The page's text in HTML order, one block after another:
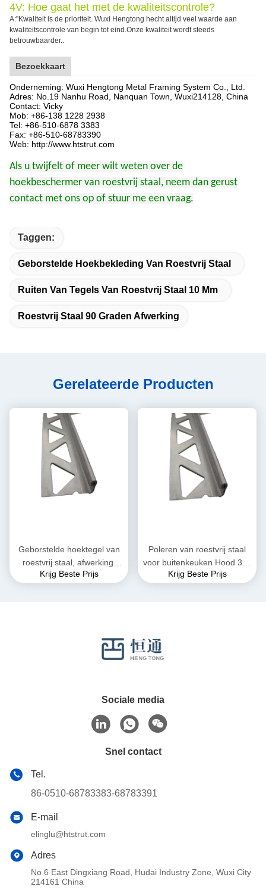
4V: Hoe gaat het met de kwaliteitscontrole?
A:"Kwaliteit is de prioriteit. Wuxi Hengtong hecht altijd veel waarde aan
kwaliteitscontrole van begin tot eind.Onze kwaliteit wordt steeds
betrouwbaarder..
Bezoekkaart
Onderneming: Wuxi Hengtong Metal Framing System Co., Ltd.
Adres: No.19 Nanhu Road, Nanquan Town, Wuxi214128 , China
Contact: Vicky
Mob: +86-138 1228 2938
Tel: +86-510-6878 3383
Fax: +86-510-68783390
Web: http://www.htstrut.com
Als u twijfelt of meer wilt weten over de
hoekbeschermer van roestvrij staal, neem dan gerust
contact met ons op of stuur me een vraag.
Taggen:
Geborstelde Hoekbekleding Van Roestvrij Staal
Ruiten Van Tegels Van Roestvrij Staal 10 Mm
Roestvrij Staal 90 Graden Afwerking
Gerelateerde Producten
Geborstelde hoektegel van
roestvrij staal, afwerking,
randwand, decoratie, L-
Krijg Beste Prijs
Poleren van roestvrij staal
voor buitenkeuken Hood 304
L Profiel
Krijg Beste Prijs
Sociale media
Snel contact
Tel.
86-0510-68783383-68783391
E-mail
elinglu@htstrut.com
Adres
No 6 East Dingxiang Road, Hudai Industry Zone, Wuxi City
214161 China